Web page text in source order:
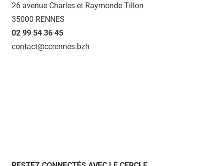
26 avenue Charles et Raymonde Tillon
35000 RENNES
02 99 54 36 45
contact@ccrennes.bzh